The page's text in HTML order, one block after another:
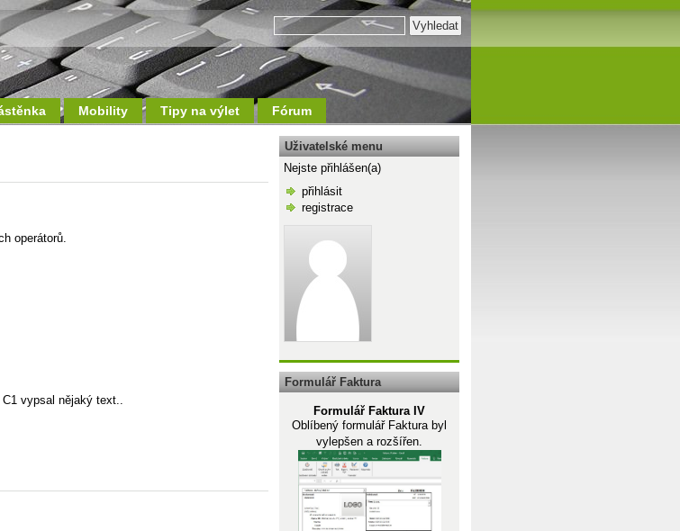
Mobility Tipy na výlet Fórum
operátorů.
vypsal nějaký text..
Uživatelské menu
Nejste přihlášen(a)
přihlásit
registrace
Formulář Faktura
Formulář Faktura IV
Oblíbený formulář Faktura byl
vylepšen a rozšířen.